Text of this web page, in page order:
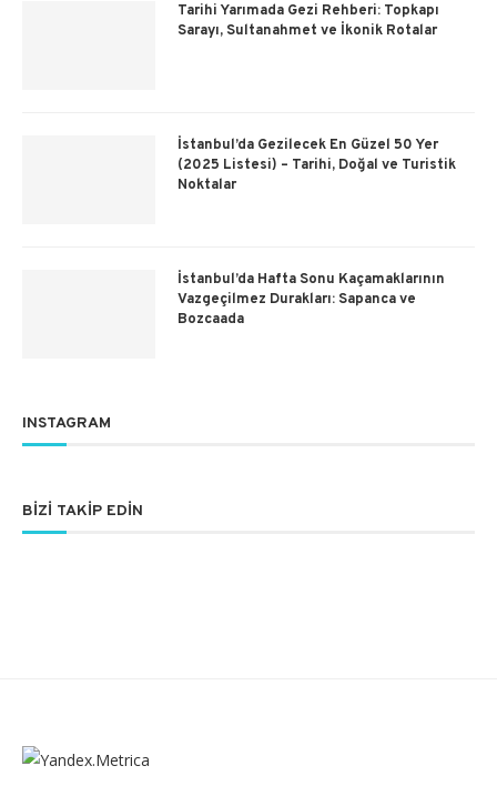
Tarihi Yarımada Gezi Rehberi: Topkapı
Sarayı, Sultanahmet ve İkonik Rotalar
İstanbul’da Gezilecek En Güzel 50 Yer
(2025 Listesi) – Tarihi, Doğal ve Turistik
Noktalar
İstanbul’da Hafta Sonu Kaçamaklarının
Vazgeçilmez Durakları: Sapanca ve
Bozcaada
INSTAGRAM
BIZI TAKIP EDIN